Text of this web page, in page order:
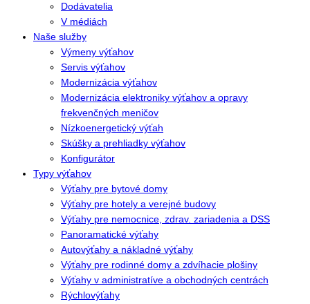
Dodávatelia
V médiách
Naše služby
Výmeny výťahov
Servis výťahov
Modernizácia výťahov
Modernizácia elektroniky výťahov a opravy
frekvenčných meničov
Nízkoenergetický výťah
Skúšky a prehliadky výťahov
Konfigurátor
Typy výťahov
Výťahy pre bytové domy
Výťahy pre hotely a verejné budovy
Výťahy pre nemocnice, zdrav. zariadenia a DSS
Panoramatické výťahy
Autovýťahy a nákladné výťahy
Výťahy pre rodinné domy a zdvíhacie plošiny
Výťahy v administratíve a obchodných centrách
Rýchlovýťahy